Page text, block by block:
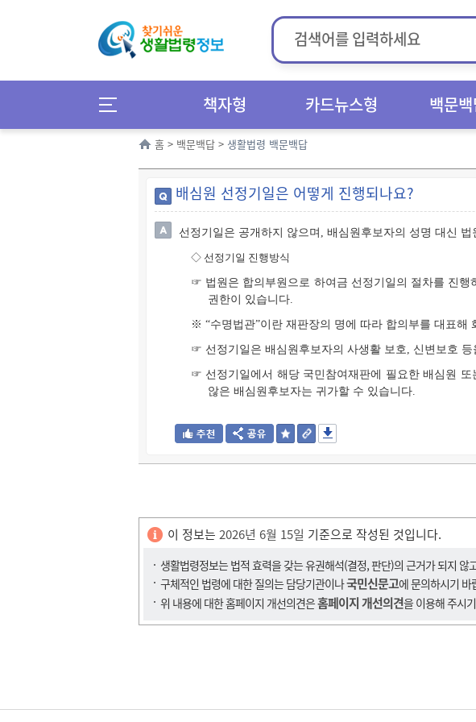
책자형 카드뉴스형 백문
홈 > 백문백답 > 생활법령 백문백답
배심원 선정기일은 어떻게 진행되나요?
선정기일은 공개하지 않으며, 배심원후보자의 성명 대신
◇ 선정기일 진행방식
☞ 법원은 합의부원으로 하여금 선정기일의 절차를 진
권한이 있습니다.
※ “수명법관”이란 재판장의 명에 따라 합의부를 대표해
☞ 선정기일은 배심원후보자의 사생활 보호, 신변보호
☞ 선정기일에서 해당 국민참여재판에 필요한 배심원 또
않은 배심원후보자는 귀가할 수 있습니다.
이 정보는 2026년 6월 15일 기준으로 작성된 것입니다.
생활법령정보는 법적 효력을 갖는 유권해석(결정, 판단)의 근거가 되지
구체적인 법령에 대한 질의는 담당기관이나국민신문고에 문의하시기 바
위 내용에 대한 홈페이지 개선의견은홈페이지 개선의견을 이용해 주시